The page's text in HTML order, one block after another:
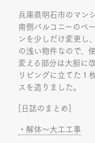
兵庫県明石市のマン
南側バルコニーのベ
ンを少しだけ変更し
の浅い物件なので、
変える部分は大胆に
リビングに立てた１
スを造りました。
[日誌のまとめ]
・解体～大工工事